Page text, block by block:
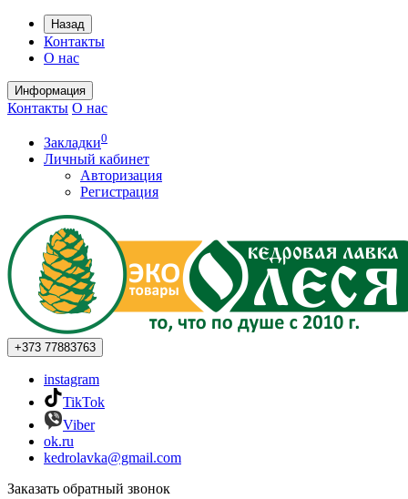
Назад
Контакты
О нас
Информация
Контакты О нас
Закладки0
Личный кабинет
Авторизация
Регистрация
+373 77883763
instagram
TikTok
Viber
ok.ru
kedrolavka@gmail.com
Заказать обратный звонок